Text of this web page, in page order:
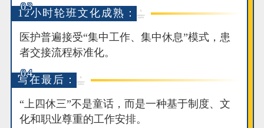
03
12小时轮班文化成熟：
医护普遍接受“集中工作、集中休息”模式，患
者交接流程标准化。
04
写在最后：
“上四休三”不是童话，而是一种基于制度、文
化和职业尊重的工作安排。